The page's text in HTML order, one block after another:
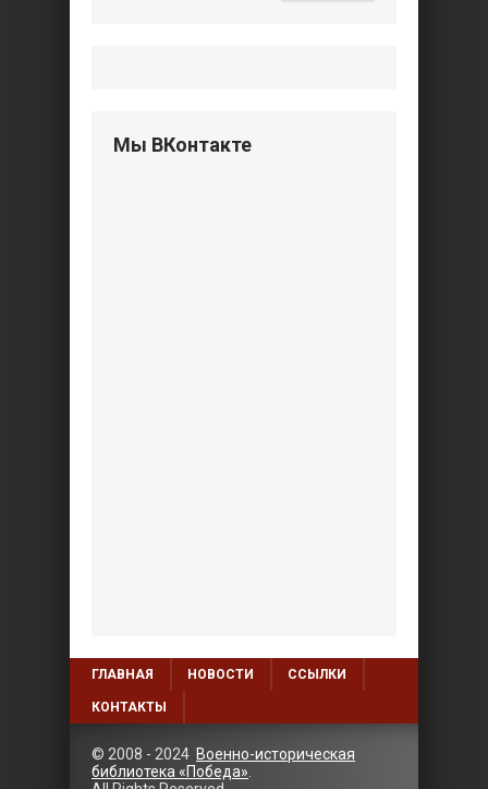
Мы ВКонтакте
ГЛАВНАЯ НОВОСТИ ССЫЛКИ
КОНТАКТЫ
© 2008 - 2024 Военно-историческая
библиотека «Победа»